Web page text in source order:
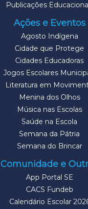
Publicações
Ações e Eventos
Agosto Indígena
Cidade que Protege
Cidades Educadoras
Jogos Escolares
Literatura em
Menina dos Olhos
Música nas Escolas
Saúde na Escola
Semana da Pátria
Semana do Brincar
Comunidade e
App Portal SE
CACS Fundeb
Calendário Escolar